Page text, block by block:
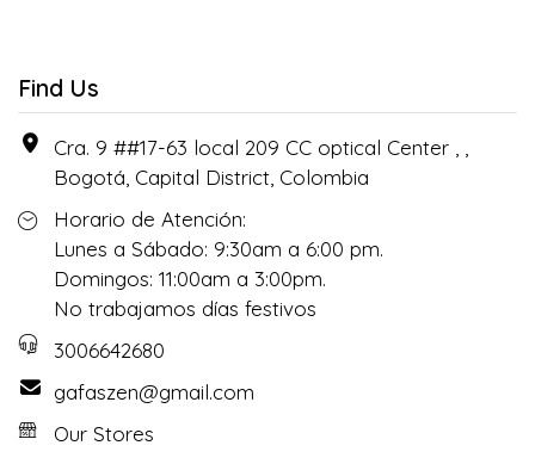
Find Us
Cra. 9 ##17-63 local 209 CC optical Center , ,
Bogotá, Capital District, Colombia
Horario de Atención:
Lunes a Sábado: 9:30am a 6:00 pm.
Domingos: 11:00am a 3:00pm.
No trabajamos días festivos
3006642680
gafaszen@gmail.com
Our Stores